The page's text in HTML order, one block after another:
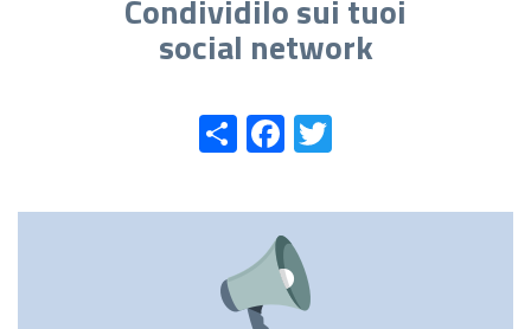
Condividilo sui tuoi
social network
ShareFacebook